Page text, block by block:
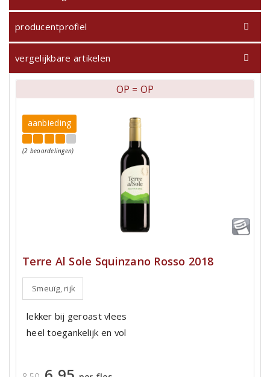
producentprofiel
vergelijkbare artikelen
OP = OP
aanbieding
(2 beoordelingen)
Terre Al Sole Squinzano Rosso 2018
Smeuïg, rijk
lekker bij geroast vlees
heel toegankelijk en vol